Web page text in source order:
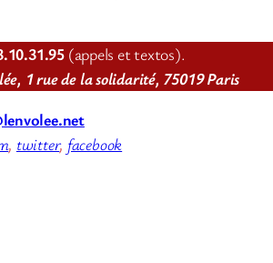
(appels et textos).
1 rue de la solidarité, 75019 Paris
, twitter, facebook